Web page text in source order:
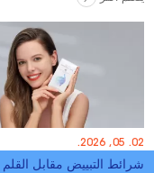
02. 05, 2026.
شرائط التبييض مقابل